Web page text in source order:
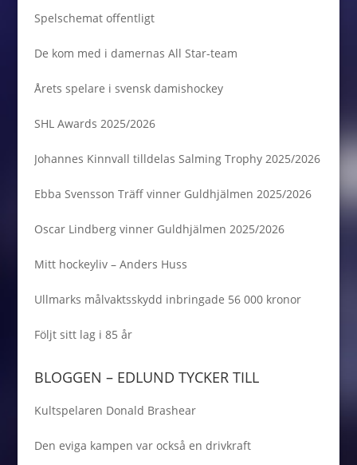
Spelschemat offentligt
De kom med i damernas All Star-team
Årets spelare i svensk damishockey
SHL Awards 2025/2026
Johannes Kinnvall tilldelas Salming Trophy 2025/2026
Ebba Svensson Träff vinner Guldhjälmen 2025/2026
Oscar Lindberg vinner Guldhjälmen 2025/2026
Mitt hockeyliv – Anders Huss
Ullmarks målvaktsskydd inbringade 56 000 kronor
Följt sitt lag i 85 år
BLOGGEN – EDLUND TYCKER TILL
Kultspelaren Donald Brashear
Den eviga kampen var också en drivkraft